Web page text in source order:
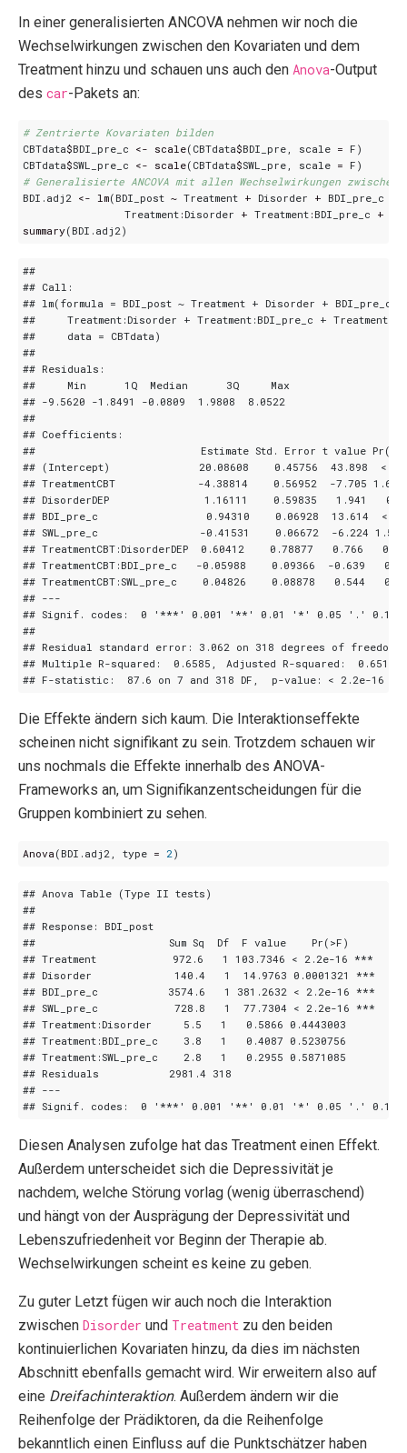
In einer generalisierten ANCOVA nehmen wir noch die
Wechselwirkungen zwischen den Kovariaten und dem
Treatment hinzu und schauen uns auch den Anova-Output
des car-Pakets an:
# Zentrierte Kovariaten bilden
CBTdata$BDI_pre_c <- scale( CBTdata$BDI_pre , scale = F )
CBTdata$SWL_pre_c <- scale( CBTdata$SWL_pre , scale = F )
# Generalisierte ANCOVA mit allen Wechselwirkungen zwischen
BDI.adj2 <- lm( BDI_post ~ Treatment + Disorder + BDI_pre_c
Treatment : Disorder + Treatment : BDI_pre_c +
summary( BDI.adj2)
Die Effekte ändern sich kaum. Die Interaktionseffekte
scheinen nicht signifikant zu sein. Trotzdem schauen wir
uns nochmals die Effekte innerhalb des ANOVA-
Frameworks an, um Signifikanzentscheidungen für die
Gruppen kombiniert zu sehen.
Anova ( BDI.adj2 type = 2 )
Diesen Analysen zufolge hat das Treatment einen Effekt.
Außerdem unterscheidet sich die Depressivität je
nachdem, welche Störung vorlag (wenig überraschend)
und hängt von der Ausprägung der Depressivität und
Lebenszufriedenheit vor Beginn der Therapie ab.
Wechselwirkungen scheint es keine zu geben.
Zu guter Letzt fügen wir auch noch die Interaktion
zwischen Disorder und Treatment zu den beiden
kontinuierlichen Kovariaten hinzu, da dies im nächsten
Abschnitt ebenfalls gemacht wird. Wir erweitern also auf
eine Dreifachinteraktion. Außerdem ändern wir die
Reihenfolge der Prädiktoren, da die Reihenfolge
bekanntlich einen Einfluss auf die Punktschätzer haben